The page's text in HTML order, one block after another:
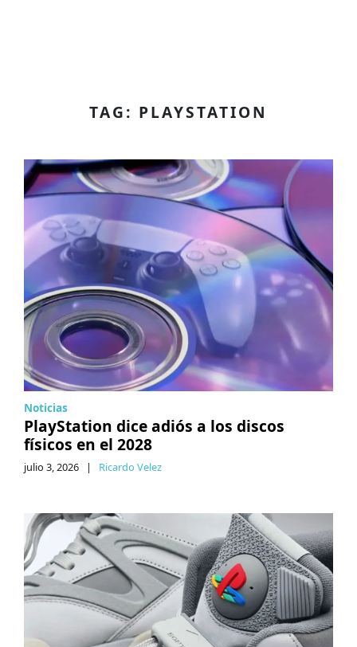
TAG: PLAYSTATION
Noticias
PlayStation dice adiós a los discos
físicos en el 2028
julio 3, 2026 | Ricardo Velez